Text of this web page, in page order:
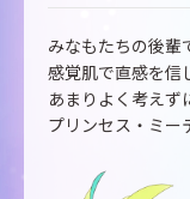
みなもたちの後輩
感覚肌で直感を信
あまりよく考えず
プリンセス・ミー